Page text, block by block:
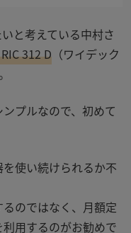
と考えている中村さ
312 D （ワイデック
プルなので、初めて
使い続けられるか不
のではなく、月額定
用するのがお勧めで